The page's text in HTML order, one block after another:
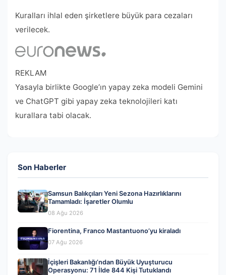
Kuralları ihlal eden şirketlere büyük para cezaları
verilecek.
REKLAM
Yasayla birlikte Google’ın yapay zeka modeli Gemini
ve ChatGPT gibi yapay zeka teknolojileri katı
kurallara tabi olacak.
Son Haberler
Samsun Balıkçıları Yeni Sezona Hazırlıklarını
Tamamladı: İşaretler Olumlu
08 Ağu 2026
Fiorentina, Franco Mastantuono’yu kiraladı
07 Ağu 2026
İçişleri Bakanlığı’ndan Büyük Uyuşturucu
Operasyonu: 71 İlde 844 Kişi Tutuklandı